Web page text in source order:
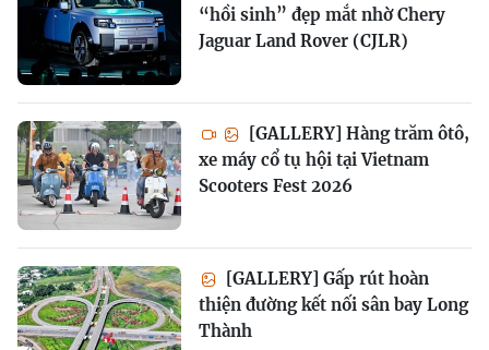
“hồi sinh” đẹp mắt nhờ Chery
Jaguar Land Rover (CJLR)
[GALLERY] Hàng trăm ôtô,
xe máy cổ tụ hội tại Vietnam
Scooters Fest 2026
[GALLERY] Gấp rút hoàn
thiện đường kết nối sân bay Long
Thành